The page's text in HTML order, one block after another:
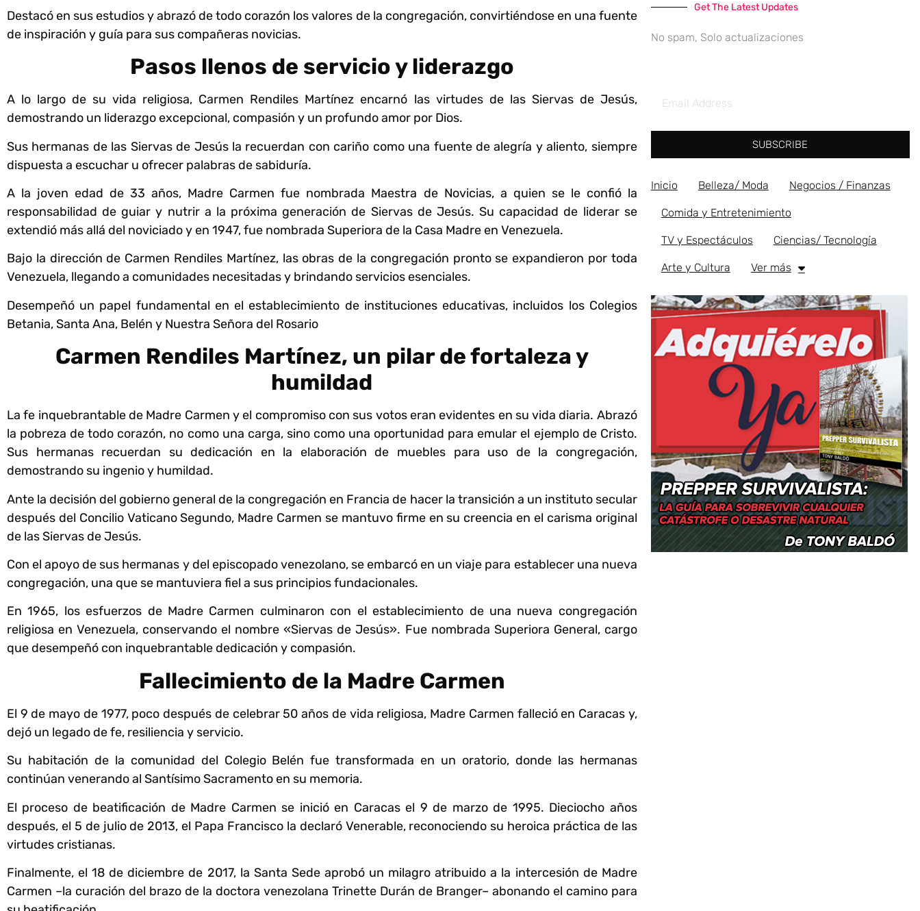
Destacó en sus estudios y abrazó de todo corazón los valores de la congregación, convirtiéndose en una fuente
de inspiración y guía para sus compañeras novicias.
Pasos llenos de servicio y liderazgo
A lo largo de su vida religiosa, Carmen Rendiles Martínez encarnó las virtudes de las Siervas de Jesús,
demostrando un liderazgo excepcional, compasión y un profundo amor por Dios.
Sus hermanas de las Siervas de Jesús la recuerdan con cariño como una fuente de alegría y aliento, siempre
dispuesta a escuchar u ofrecer palabras de sabiduría.
A la joven edad de 33 años, Madre Carmen fue nombrada Maestra de Novicias, a quien se le confió la
responsabilidad de guiar y nutrir a la próxima generación de Siervas de Jesús. Su capacidad de liderar se
extendió más allá del noviciado y en 1947, fue nombrada Superiora de la Casa Madre en Venezuela.
Bajo la dirección de Carmen Rendiles Martínez, las obras de la congregación pronto se expandieron por toda
Venezuela, llegando a comunidades necesitadas y brindando servicios esenciales.
Desempeñó un papel fundamental en el establecimiento de instituciones educativas, incluidos los Colegios
Betania, Santa Ana, Belén y Nuestra Señora del Rosario
Carmen Rendiles Martínez, un pilar de fortaleza y
humildad
La fe inquebrantable de Madre Carmen y el compromiso con sus votos eran evidentes en su vida diaria. Abrazó
la pobreza de todo corazón, no como una carga, sino como una oportunidad para emular el ejemplo de Cristo.
Sus hermanas recuerdan su dedicación en la elaboración de muebles para uso de la congregación,
demostrando su ingenio y humildad.
Ante la decisión del gobierno general de la congregación en Francia de hacer la transición a un instituto secular
después del Concilio Vaticano Segundo, Madre Carmen se mantuvo firme en su creencia en el carisma original
de las Siervas de Jesús.
Con el apoyo de sus hermanas y del episcopado venezolano, se embarcó en un viaje para establecer una nueva
congregación, una que se mantuviera fiel a sus principios fundacionales.
En 1965, los esfuerzos de Madre Carmen culminaron con el establecimiento de una nueva congregación
religiosa en Venezuela, conservando el nombre «Siervas de Jesús». Fue nombrada Superiora General, cargo
que desempeñó con inquebrantable dedicación y compasión.
Fallecimiento de la Madre Carmen
El 9 de mayo de 1977, poco después de celebrar 50 años de vida religiosa, Madre Carmen falleció en Caracas y,
dejó un legado de fe, resiliencia y servicio.
Su habitación de la comunidad del Colegio Belén fue transformada en un oratorio, donde las hermanas
continúan venerando al Santísimo Sacramento en su memoria.
El proceso de beatificación de Madre Carmen se inició en Caracas el 9 de marzo de 1995. Dieciocho años
después, el 5 de julio de 2013, el Papa Francisco la declaró Venerable, reconociendo su heroica práctica de las
virtudes cristianas.
Finalmente, el 18 de diciembre de 2017, la Santa Sede aprobó un milagro atribuido a la intercesión de Madre
Carmen –la curación del brazo de la doctora venezolana Trinette Durán de Branger– abonando el camino para
Get The Latest Updates
No spam, Solo actualizaciones
SUBSCRIBE
Inicio Belleza/ Moda Negocios / Finanzas
Comida y Entretenimiento
TV y Espectáculos Ciencias/ Tecnología
Arte y Cultura Ver más